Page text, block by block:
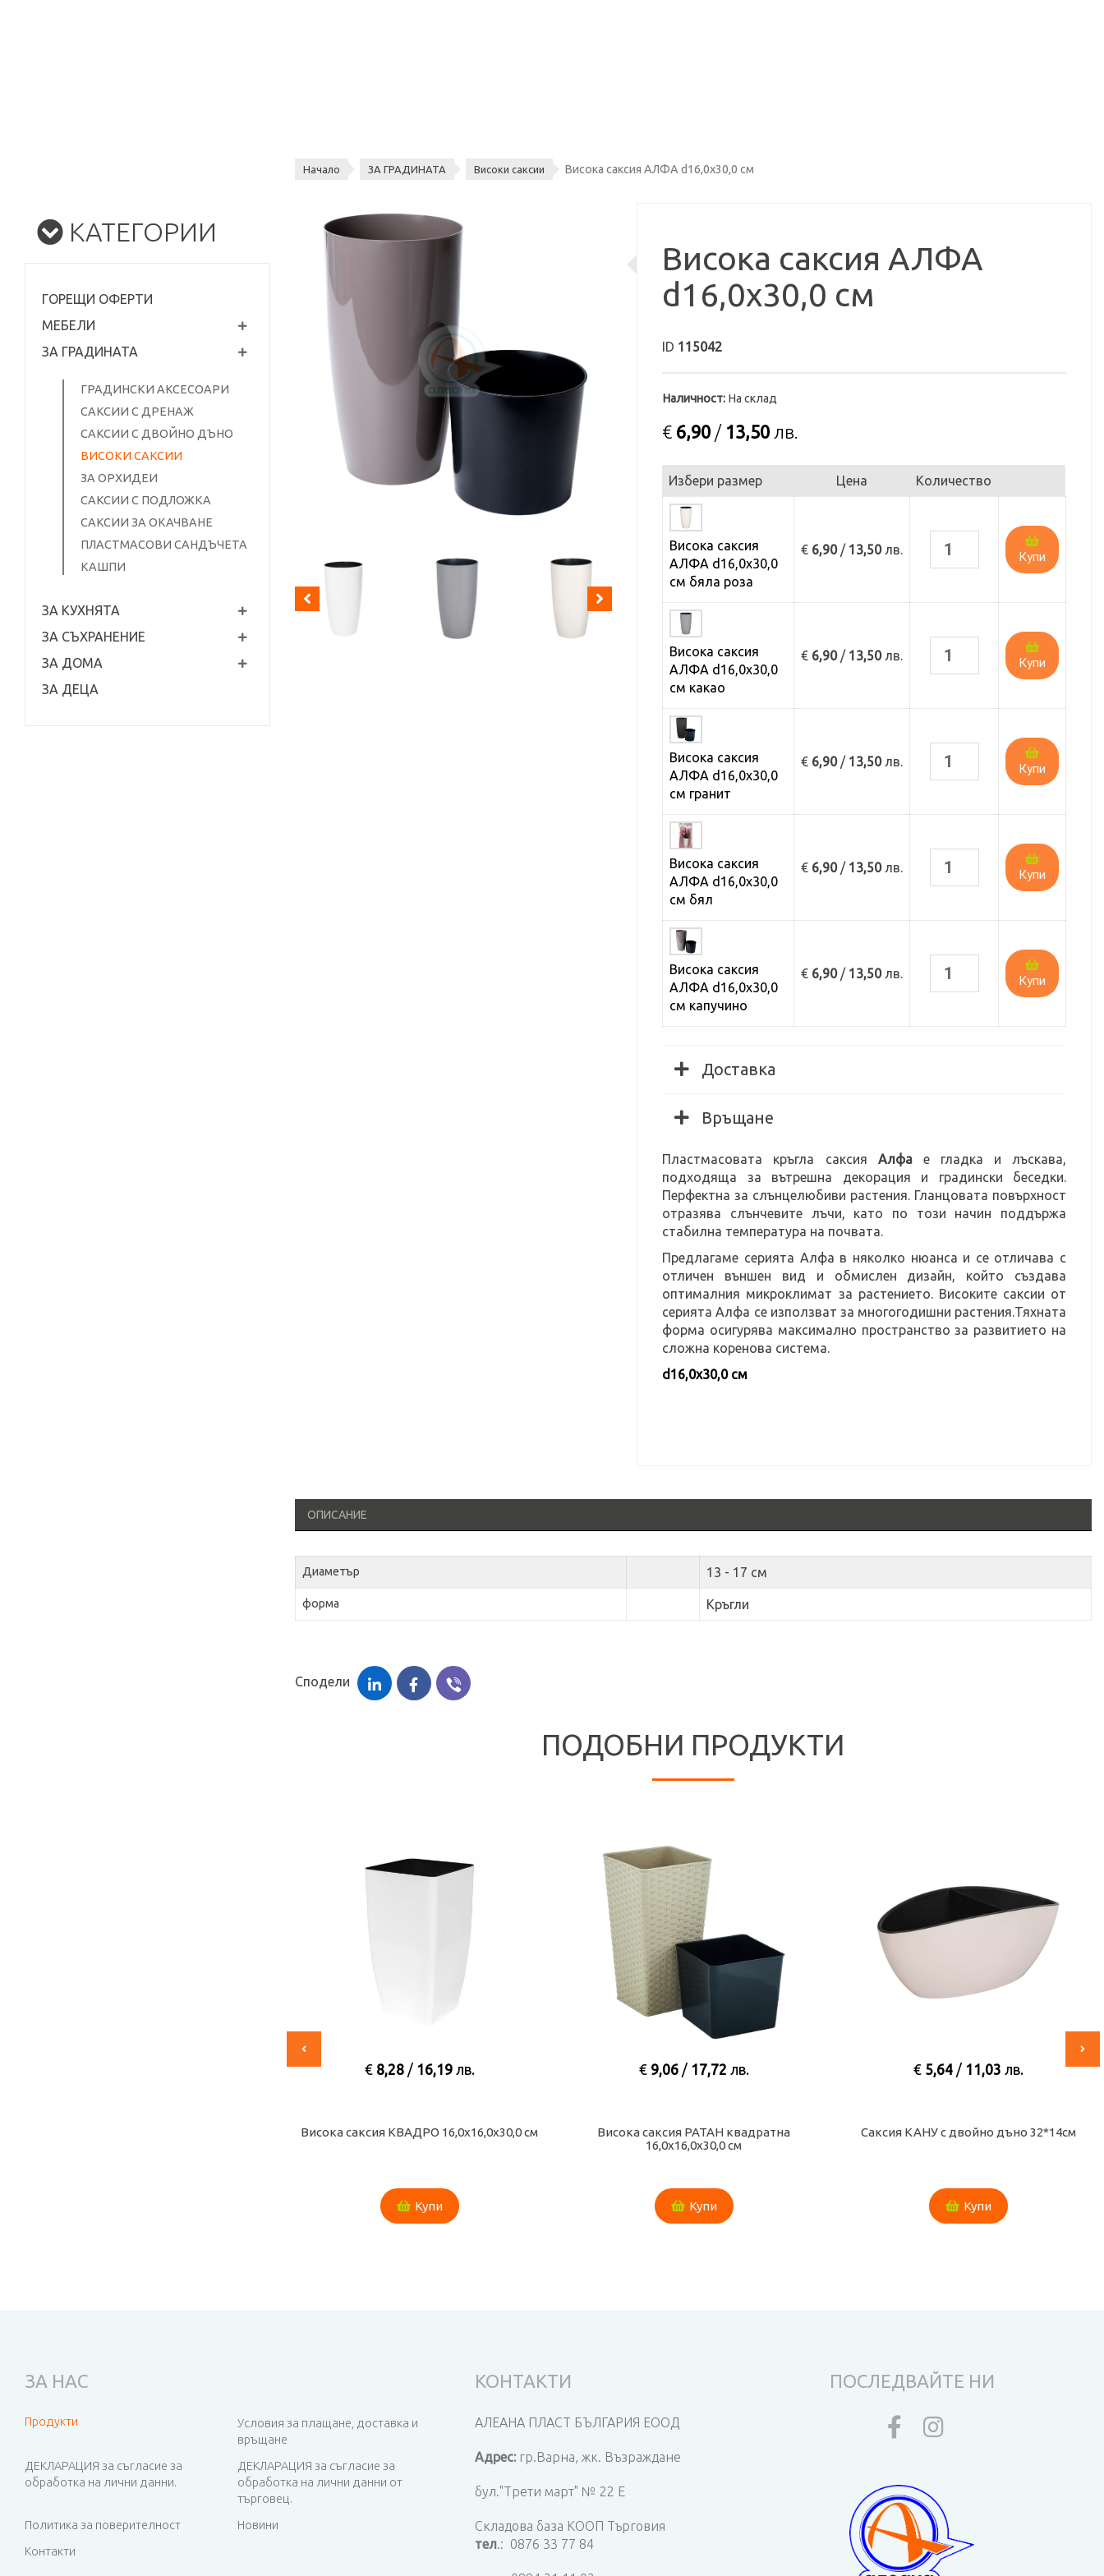
КАТЕГОРИИ
ГОРЕЩИ ОФЕРТИ
МЕБЕЛИ
ЗА ГРАДИНАТА
ГРАДИНСКИ АКСЕСОАРИ
САКСИИ С ДРЕНАЖ
САКСИИ С ДВОЙНО ДЪНО
ВИСОКИ САКСИИ
ЗА ОРХИДЕИ
САКСИИ С ПОДЛОЖКА
САКСИИ ЗА ОКАЧВАНЕ
ПЛАСТМАСОВИ САНДЪЧЕТА
КАШПИ
ЗА КУХНЯТА
ЗА СЪХРАНЕНИЕ
ЗА ДОМА
ЗА ДЕЦА
Начало ЗА ГРАДИНАТА Високи саксии Висока саксия АЛФА d16,0х30,0 см
Висока саксия АЛФА
d16,0х30,0 см
ID 115042
Наличност: На склад
€ 6,90 / 13,50 лв.
Избери размер Цена Количество
Висока саксия
АЛФА d16,0х30,0
см бяла роза
€ 6,90/ 13,50лв. Купи
Висока саксия
АЛФА d16,0х30,0
см какао
€ 6,90/ 13,50лв. Купи
Висока саксия
АЛФА d16,0х30,0
см гранит
€ 6,90/ 13,50лв. Купи
Висока саксия
АЛФА d16,0х30,0
см бял
€ 6,90/ 13,50лв. Купи
Висока саксия
АЛФА d16,0х30,0
см капучино
€ 6,90/ 13,50лв. Купи
Доставка
Връщане
Пластмасовата кръгла саксия Алфае гладка и лъскава,
подходяща за вътрешна декорация и градински беседки.
Перфектна за слънцелюбиви растения. Гланцовата повърхност
отразява слънчевите лъчи, като по този начин поддържа
стабилна температура на почвата.
Предлагаме серията Алфа в няколко нюанса и се отличава с
отличен външен вид и обмислен дизайн, който създава
оптималния микроклимат за растението. Високите саксии от
серията Алфа се използват за многогодишни растения.Тяхната
форма осигурява максимално пространство за развитието на
сложна коренова система.
d16,0х30,0 см
ОПИСАНИЕ
Диаметър 13 - 17 см
форма Кръгли
Сподели
ПОДОБНИ ПРОДУКТИ
€9,06/ 17,72
Висока саксия РАТАН квадратна
Купи
€5,64/11,03
Саксия КАНУ с двойно дъно 32*14см
Купи
€27,48/53,75
Висока саксия АЛФА d27,0х51,0см
Купи
ЗА НАС
Продукти
Условия за плащане, доставка и
връщане
ДЕКЛАРАЦИЯ за съгласие за
обработка на лични данни.
ДЕКЛАРАЦИЯ за съгласие за
обработка на лични данни от
търговец.
Политика за поверителност
Новини
Контакти
КОНТАКТИ
АЛЕАНА ПЛАСТ БЪЛГАРИЯ ЕООД
Адрес:гр.Варна, жк. Възраждане
бул."Трети март" № 22 Е
Складова база КООП Търговия
тел.: 0876 33 77 84
ПОСЛЕДВАЙТЕ НИ